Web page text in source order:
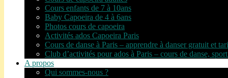
Cours enfants de 7 à 10ans
Baby Capoeira de 4 à 6ans
Photos cours de capoeira
Activités ados Capoeira Paris
Cours de danse à Paris – apprendre à danser gratuit et
Club d’activités pour ados à Paris – cours de danse,
A propos
Qui sommes-nous ?